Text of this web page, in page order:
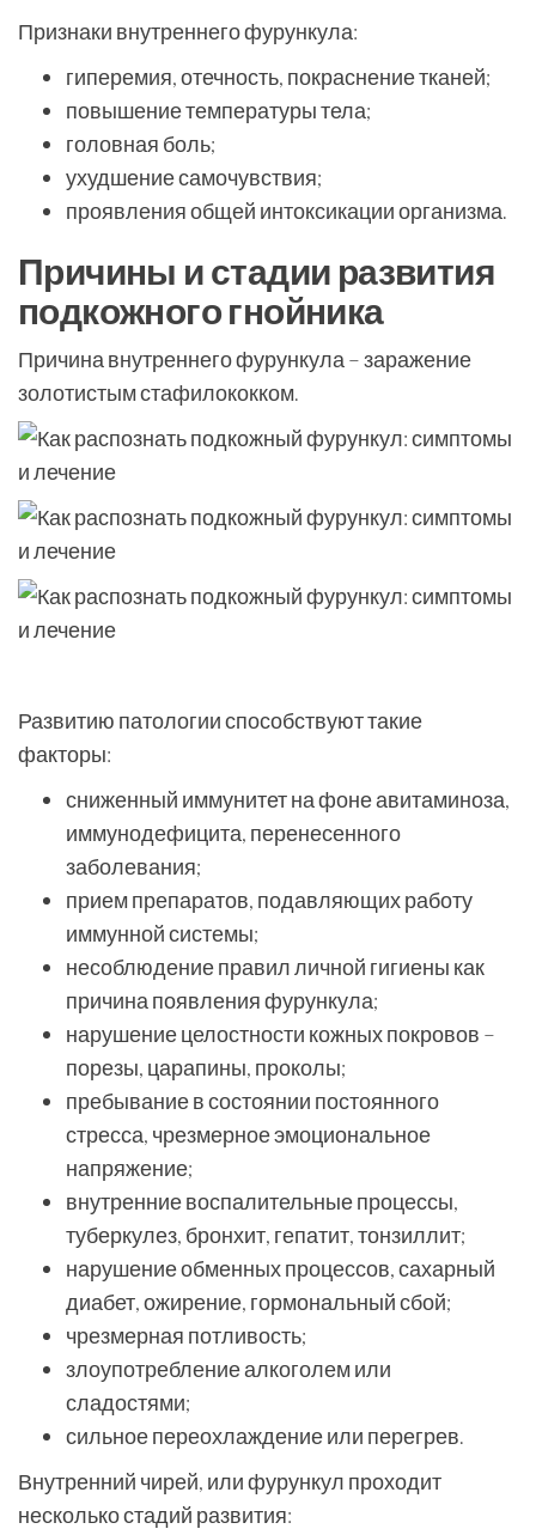
Признаки внутреннего фурункула:
гиперемия, отечность, покраснение тканей;
повышение температуры тела;
головная боль;
ухудшение самочувствия;
проявления общей интоксикации организма.
Причины и стадии развития
подкожного гнойника
Причина внутреннего фурункула – заражение
золотистым стафилококком.
Развитию патологии способствуют такие
факторы:
сниженный иммунитет на фоне авитаминоза,
иммунодефицита, перенесенного
заболевания;
прием препаратов, подавляющих работу
иммунной системы;
несоблюдение правил личной гигиены как
причина появления фурункула;
нарушение целостности кожных покровов –
порезы, царапины, проколы;
пребывание в состоянии постоянного
стресса, чрезмерное эмоциональное
напряжение;
внутренние воспалительные процессы,
туберкулез, бронхит, гепатит, тонзиллит;
нарушение обменных процессов, сахарный
диабет, ожирение, гормональный сбой;
чрезмерная потливость;
злоупотребление алкоголем или
сладостями;
сильное переохлаждение или перегрев.
Внутренний чирей, или фурункул проходит
несколько стадий развития: